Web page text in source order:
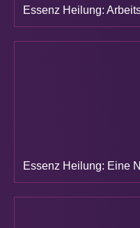
Essenz Heilung:
Essenz Heilung: Eine